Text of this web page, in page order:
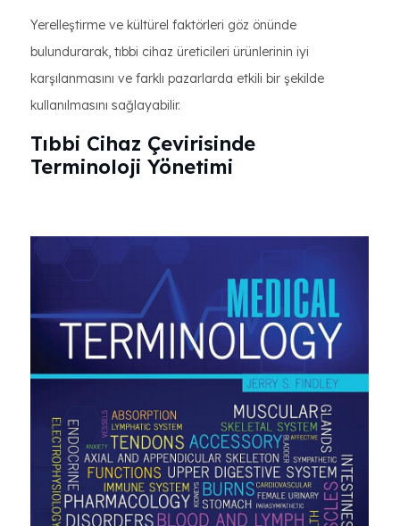
Yerelleştirme ve kültürel faktörleri göz önünde
bulundurarak, tıbbi cihaz üreticileri ürünlerinin iyi
karşılanmasını ve farklı pazarlarda etkili bir şekilde
kullanılmasını sağlayabilir.
Tıbbi Cihaz Çevirisinde
Terminoloji Yönetimi